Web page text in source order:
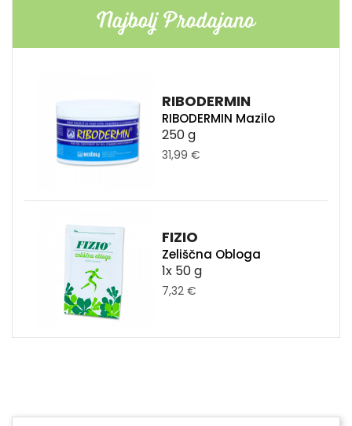
Najbolj Prodajano
RIBODERMIN
RIBODERMIN Mazilo
250 g
31,99 €
FIZIO
Zeliščna Obloga
1x 50 g
7,32 €